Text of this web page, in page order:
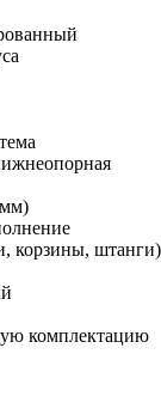
корзины, штанги)
комплектацию